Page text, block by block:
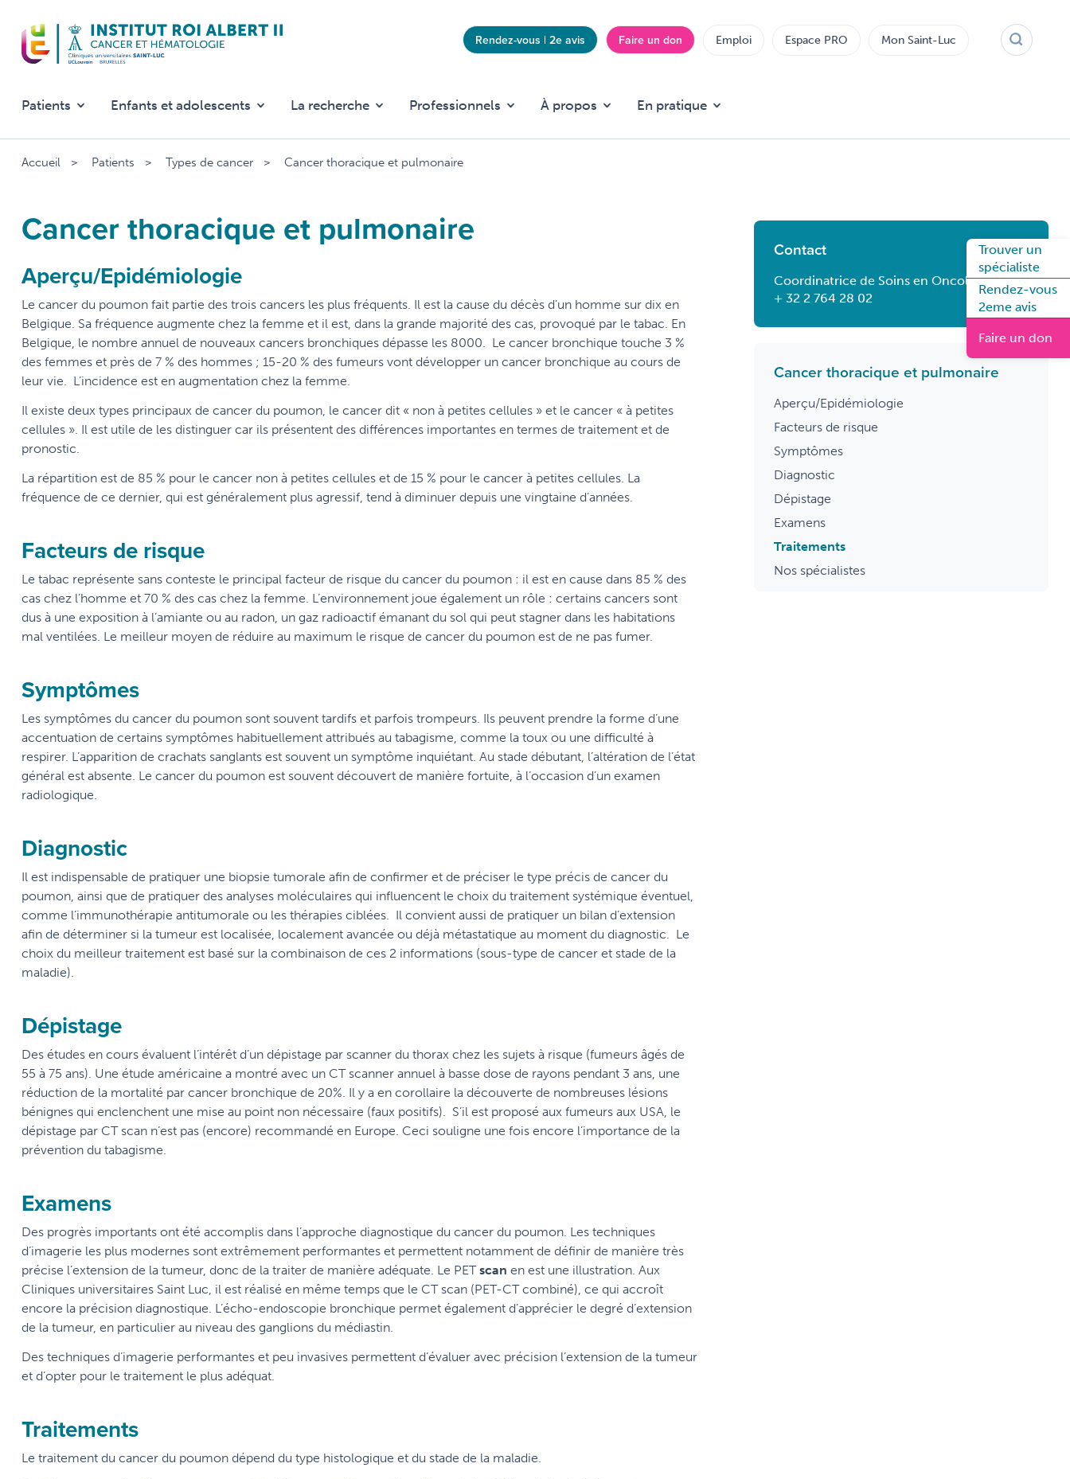
contenu
principal
TopRendez-vous | 2e avis Faire un don Emploi Espace PRO Mon Saint-Luc
Patients Enfants et adolescents La recherche Professionnels À propos En pratique
Trouver un
spécialiste
Rendez-vous
2eme avis
Faire un don
Accueil Patients Types de cancer Cancer thoracique et pulmonaire
Cancer thoracique et pulmonaire
Aperçu/Epidémiologie
Le cancer du poumon fait partie des trois cancers les plus fréquents. Il est la cause du décès d’un homme sur dix en
Belgique. Sa fréquence augmente chez la femme et il est, dans la grande majorité des cas, provoqué par le tabac. En
Belgique, le nombre annuel de nouveaux cancers bronchiques dépasse les 8000. Le cancer bronchique touche 3 %
des femmes et près de 7 % des hommes ; 15-20 % des fumeurs vont développer un cancer bronchique au cours de
leur vie. L’incidence est en augmentation chez la femme.
Il existe deux types principaux de cancer du poumon, le cancer dit « non à petites cellules » et le cancer « à petites
cellules ». Il est utile de les distinguer car ils présentent des différences importantes en termes de traitement et de
pronostic.
La répartition est de 85 % pour le cancer non à petites cellules et de 15 % pour le cancer à petites cellules. La
fréquence de ce dernier, qui est généralement plus agressif, tend à diminuer depuis une vingtaine d’années.
Facteurs de risque
Le tabac représente sans conteste le principal facteur de risque du cancer du poumon : il est en cause dans 85 % des
cas chez l’homme et 70 % des cas chez la femme. L’environnement joue également un rôle : certains cancers sont
dus à une exposition à l’amiante ou au radon, un gaz radioactif émanant du sol qui peut stagner dans les habitations
mal ventilées. Le meilleur moyen de réduire au maximum le risque de cancer du poumon est de ne pas fumer.
Symptômes
Les symptômes du cancer du poumon sont souvent tardifs et parfois trompeurs. Ils peuvent prendre la forme d’une
accentuation de certains symptômes habituellement attribués au tabagisme, comme la toux ou une difficulté à
respirer. L’apparition de crachats sanglants est souvent un symptôme inquiétant. Au stade débutant, l’altération de l’état
général est absente. Le cancer du poumon est souvent découvert de manière fortuite, à l’occasion d’un examen
radiologique.
Diagnostic
Il est indispensable de pratiquer une biopsie tumorale afin de confirmer et de préciser le type précis de cancer du
poumon, ainsi que de pratiquer des analyses moléculaires qui influencent le choix du traitement systémique éventuel,
comme l’immunothérapie antitumorale ou les thérapies ciblées. Il convient aussi de pratiquer un bilan d’extension
afin de déterminer si la tumeur est localisée, localement avancée ou déjà métastatique au moment du diagnostic. Le
choix du meilleur traitement est basé sur la combinaison de ces 2 informations (sous-type de cancer et stade de la
maladie).
Dépistage
Des études en cours évaluent l’intérêt d’un dépistage par scanner du thorax chez les sujets à risque (fumeurs âgés de
55 à 75 ans). Une étude américaine a montré avec un CT scanner annuel à basse dose de rayons pendant 3 ans, une
réduction de la mortalité par cancer bronchique de 20%. Il y a en corollaire la découverte de nombreuses lésions
bénignes qui enclenchent une mise au point non nécessaire (faux positifs). S’il est proposé aux fumeurs aux USA, le
dépistage par CT scan n’est pas (encore) recommandé en Europe. Ceci souligne une fois encore l’importance de la
prévention du tabagisme.
Examens
Des progrès importants ont été accomplis dans l’approche diagnostique du cancer du poumon. Les techniques
d’imagerie les plus modernes sont extrêmement performantes et permettent notamment de définir de manière très
précise l’extension de la tumeur, donc de la traiter de manière adéquate. Le PETscan en est une illustration. Aux
Cliniques universitaires Saint Luc, il est réalisé en même temps que le CT scan (PET-CT combiné), ce qui accroît
encore la précision diagnostique. L’écho-endoscopie bronchique permet également d’apprécier le degré d’extension
de la tumeur, en particulier au niveau des ganglions du médiastin.
Des techniques d’imagerie performantes et peu invasives permettent d’évaluer avec précision l’extension de la tumeur
et d’opter pour le traitement le plus adéquat.
Traitements
Le traitement du cancer du poumon dépend du type histologique et du stade de la maladie.
Contact
Coordinatrice de Soins en Oncologie
+ 32 2 764 28 02
Cancer thoracique et pulmonaire
Aperçu/Epidémiologie
Facteurs de risque
Symptômes
Diagnostic
Dépistage
Examens
Traitements
Nos spécialistes